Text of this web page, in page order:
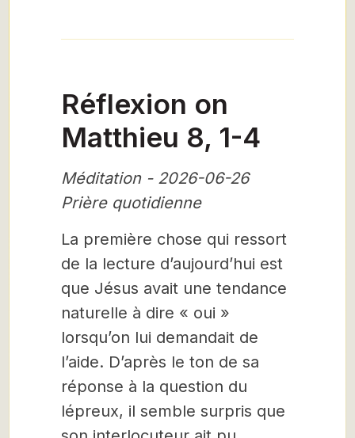
Réflexion on
Matthieu 8, 1-4
Méditation - 2026-06-26
Prière quotidienne
La première chose qui ressort
de la lecture d’aujourd’hui est
que Jésus avait une tendance
naturelle à dire « oui »
lorsqu’on lui demandait de
l’aide. D’après le ton de sa
réponse à la question du
lépreux, il semble surpris que